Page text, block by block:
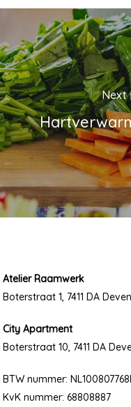
Next
Atelier Raamwerk
Boterstraat 1, 7411 DA
City Apartment
Boterstraat 10, 7411 DA
BTW nummer:
KvK nummer: 68808887